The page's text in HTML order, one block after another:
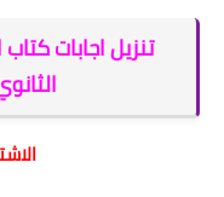
تنزيل اجابات